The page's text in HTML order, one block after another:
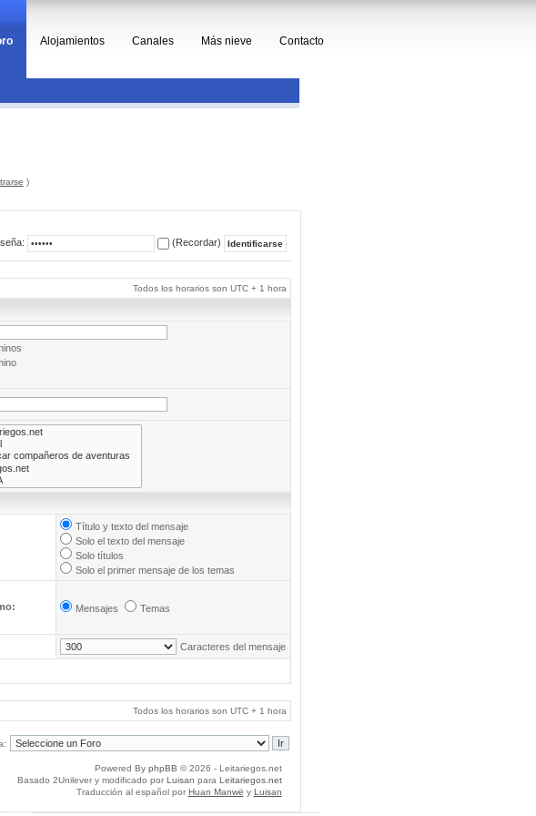
Alojamientos Canales Más nieve Contacto
)
(Recordar)
Todos los horarios son UTC + 1 hora
Título y texto del mensaje
Solo el texto del mensaje
Solo títulos
Solo el primer mensaje de los temas
Mensajes Temas
Caracteres del mensaje
Todos los horarios son UTC + 1 hora
Powered By phpBB © 2026 - Leitariegos.net
Basado 2Unilever y modificado por Luisan para Leitariegos.net
Traducción al español por Huan Manwë y Luisan